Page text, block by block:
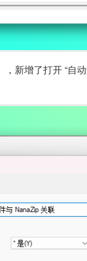
新增了打开 “自